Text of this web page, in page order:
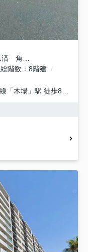
総階数
8階建
「木場 」駅 徒歩8分